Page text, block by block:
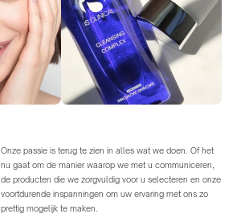
Onze passie is terug te zien in alles wat we doen. Of het
nu gaat om de manier waarop we met u communiceren,
de producten die we zorgvuldig voor u selecteren en onze
voortdurende inspanningen om uw ervaring met ons zo
prettig mogelijk te maken.